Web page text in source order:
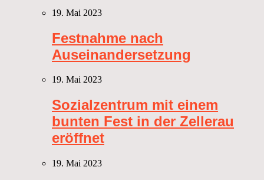
19. Mai 2023
Festnahme nach
Auseinandersetzung
19. Mai 2023
Sozialzentrum mit einem
bunten Fest in der Zellerau
eröffnet
19. Mai 2023